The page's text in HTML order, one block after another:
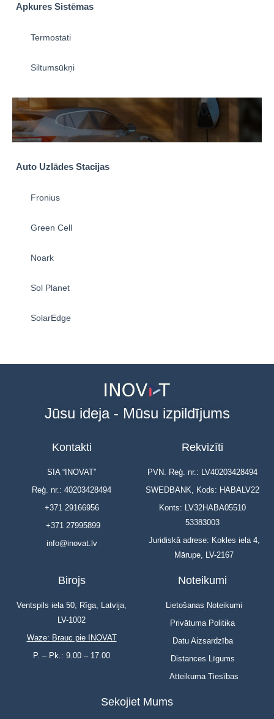
Apkures Sistēmas
Termostati
Siltumsūkņi
Auto Uzlādes Stacijas
Fronius
Green Cell
Noark
Sol Planet
SolarEdge
Jūsu ideja - Mūsu izpildījums
Kontakti
SIA “INOVAT”
Reģ. nr.: 40203428494
+371 29166956
+371 27995899
info@inovat.lv
Rekvizīti
PVN. Reģ. nr.: LV40203428494
SWEDBANK, Kods: HABALV22
Konts: LV32HABA05510
53383003
Juridiskā adrese: Kokles iela 4,
Mārupe, LV-2167
Birojs
Ventspils iela 50, Rīga, Latvija,
LV-1002
Waze: Brauc pie INOVAT
P. – Pk.: 9.00 – 17.00
Noteikumi
Lietošanas Noteikumi
Privātuma Politika
Datu Aizsardzība
Distances Līgums
Atteikuma Tiesības
Sekojiet Mums